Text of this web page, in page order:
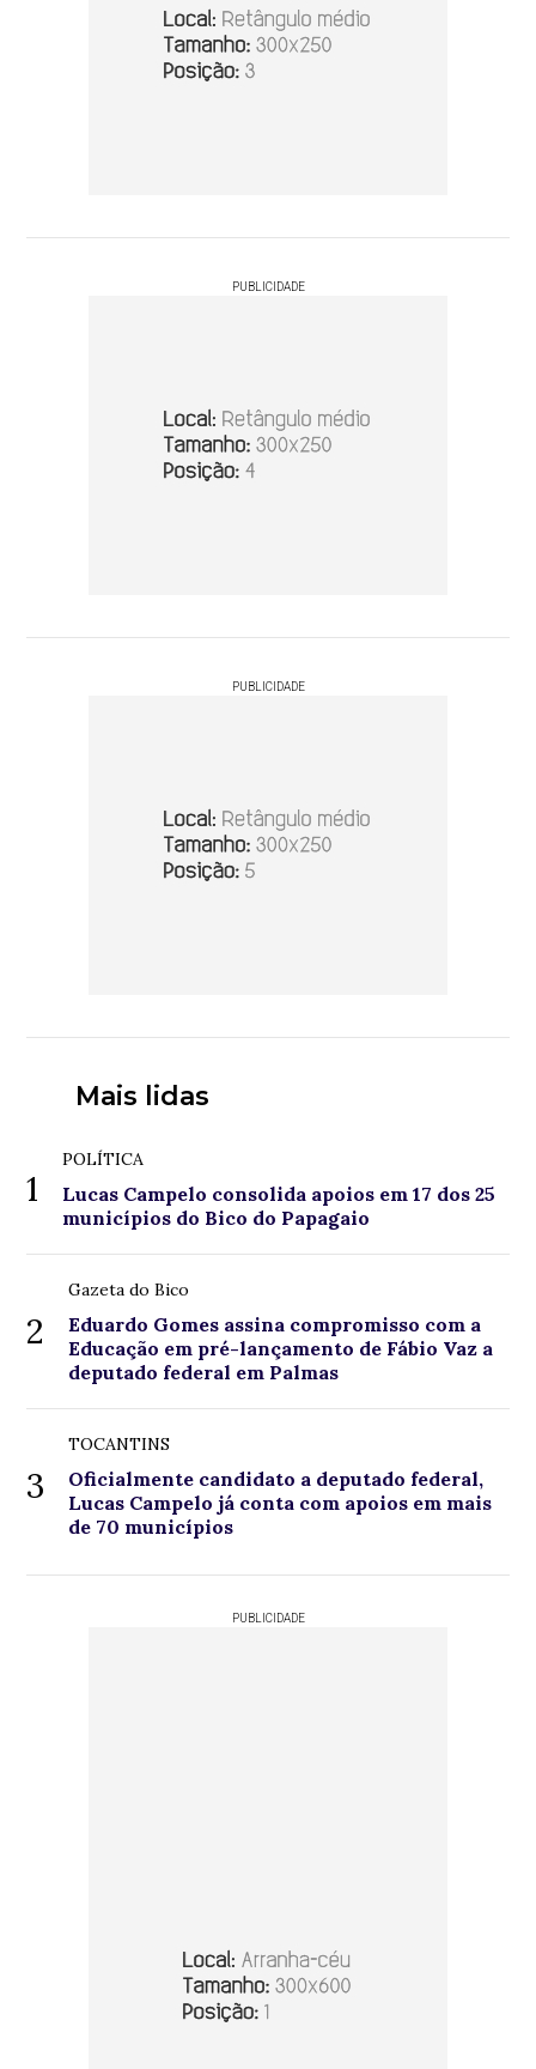
PUBLICIDADE
PUBLICIDADE
Mais lidas
1
POLÍTICA
Lucas Campelo consolida apoios em 17 dos 25
municípios do Bico do Papagaio
2
Gazeta do Bico
Eduardo Gomes assina compromisso com a
Educação em pré-lançamento de Fábio Vaz a
deputado federal em Palmas
3
TOCANTINS
Oficialmente candidato a deputado federal,
Lucas Campelo já conta com apoios em mais
de 70 municípios
PUBLICIDADE